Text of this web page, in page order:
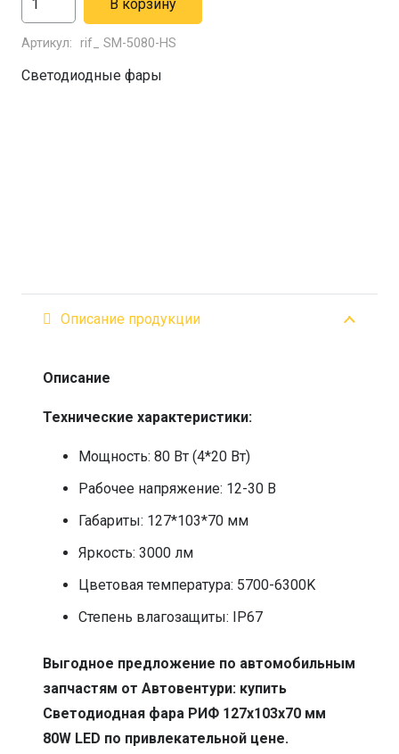
товара
Светодиодная
фара
В корзину
Артикул: rif_ SM-5080-HS
Светодиодные фары
Описание продукции
Описание
Технические характеристики:
Мощность: 80 Вт (4*20 Вт)
Рабочее напряжение: 12-30 В
Габариты: 127*103*70 мм
Яркость: 3000 лм
Цветовая температура: 5700-6300K
Степень влагозащиты: IP67
Выгодное предложение по автомобильным
запчастям от Автовентури: купить
Светодиодная фара РИФ 127х103х70 мм
80W LED по привлекательной цене.